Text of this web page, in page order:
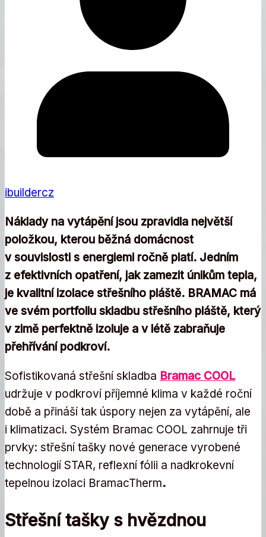
ibuildercz
Náklady na vytápění jsou zpravidla největší
položkou, kterou běžná domácnost
v souvislosti s energiemi ročně platí. Jedním
z efektivních opatření, jak zamezit únikům tepla,
je kvalitní izolace střešního pláště. BRAMAC má
ve svém portfoliu skladbu střešního pláště, který
v zimě perfektně izoluje a v létě zabraňuje
přehřívání podkroví.
Sofistikovaná střešní skladba Bramac COOL
udržuje v podkroví příjemné klima v každé roční
době a přináší tak úspory nejen za vytápění, ale
i klimatizaci. Systém Bramac COOL zahrnuje tři
prvky: střešní tašky nové generace vyrobené
technologií STAR, reflexní fólii a nadkrokevní
tepelnou izolaci BramacTherm.
Střešní tašky s hvězdnou